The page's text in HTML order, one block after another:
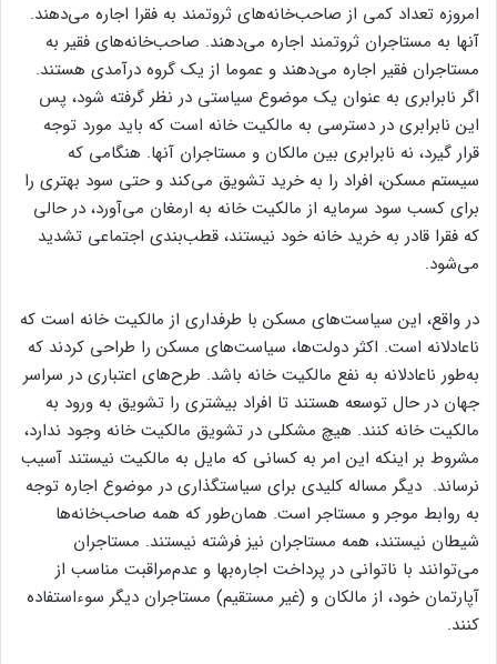
امروزه تعداد کمی از صاحب‌خانه‌‌‌‌های ثروتمند به فقرا اجاره می‌دهند.
آنها به مستاجران ثروتمند اجاره می‌دهند. صاحب‌خانه‌‌‌‌های فقیر به
مستاجران فقیر اجاره می‌دهند و عموما از یک گروه درآمدی هستند.
اگر نابرابری به عنوان یک موضوع سیاستی در نظر گرفته شود، پس
این نابرابری در دسترسی به مالکیت خانه است که باید مورد توجه
قرار گیرد، نه نابرابری بین مالکان و مستاجران آنها. هنگامی که
سیستم مسکن، افراد را به خرید تشویق می‌کند و حتی سود بهتری را
برای کسب سود سرمایه از مالکیت خانه به ارمغان می‌‌‌‌آورد، در حالی
که فقرا قادر به خرید خانه خود نیستند، قطب‌‌‌‌بندی اجتماعی تشدید
می‌شود.
در واقع، این سیاست‌‌‌‌های مسکن با طرفداری از مالکیت خانه است که
ناعادلانه است. اکثر دولت‌‌‌‌ها، سیاست‌‌‌‌های مسکن را طراحی کردند که
به‌‌‌‌طور ناعادلانه به نفع مالکیت خانه باشد. طرح‌‌‌‌های اعتباری در سراسر
جهان در حال توسعه هستند تا افراد بیشتری را تشویق به ورود به
مالکیت خانه کنند. هیچ مشکلی در تشویق مالکیت خانه وجود ندارد،
مشروط بر اینکه این امر به کسانی که مایل به مالکیت نیستند آسیب
نرساند. دیگر مساله کلیدی برای سیاستگذاری در موضوع اجاره توجه
به روابط موجر و مستاجر است. همان‌طور که همه صاحب‌خانه‌‌‌‌ها
شیطان نیستند، همه مستاجران نیز فرشته نیستند. مستاجران
می‌توانند با ناتوانی در پرداخت اجاره‌‌‌‌بها و عدم‌مراقبت مناسب از
آپارتمان خود، از مالکان و (غیر مستقیم) مستاجران دیگر سوءاستفاده
کنند.